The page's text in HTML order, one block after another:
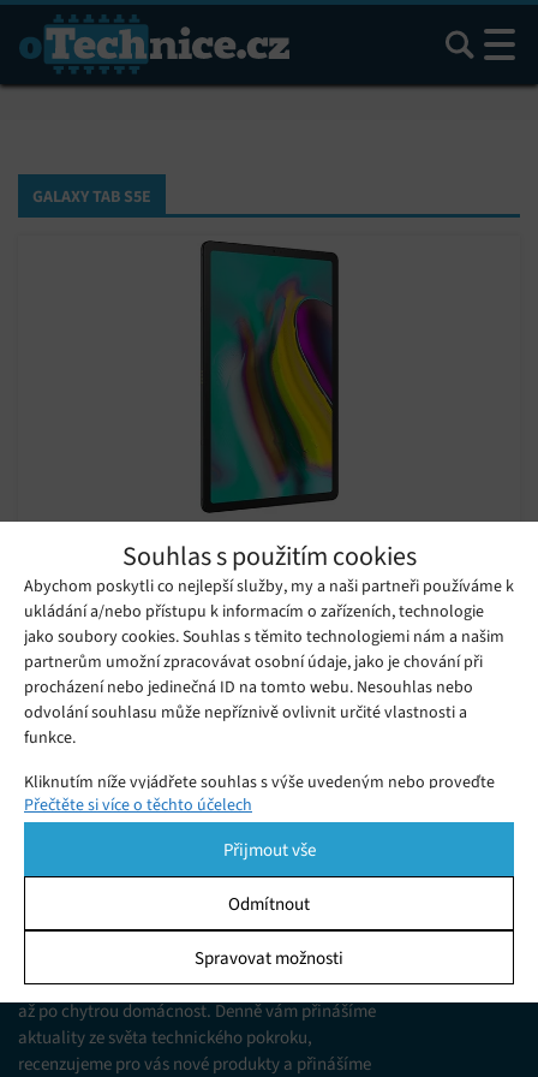
Souhlas s použitím cookies
Abychom poskytli co nejlepší služby, my a naši partneři používáme k
ukládání a/nebo přístupu k informacím o zařízeních, technologie
jako soubory cookies. Souhlas s těmito technologiemi nám a našim
partnerům umožní zpracovávat osobní údaje, jako je chování při
procházení nebo jedinečná ID na tomto webu. Nesouhlas nebo
odvolání souhlasu může nepříznivě ovlivnit určité vlastnosti a
funkce.
Kliknutím níže vyjádřete souhlas s výše uvedeným nebo proveďte
podrobnější rozhodnutí. Vaše volby budou použity pouze na tomto
pomocí přepínačů v Zásadách cookies nebo kliknutím na tlačítko
Spravovat souhlas ve spodní části obrazovky.
Ukládání a/nebo přístup k informacím v zařízení, Porozumění
publiku prostřednictvím statistik nebo kombinací údajů z
různých zdrojů.
Přečtěte si více o těchto účelech
Přijmout vše
Odmítnout
Spravovat možnosti
Hledat
GALAXY TAB S5E
Samsung představil tablet Galaxy Tab S5e,
nabídne Bixbyho 2.0, tenké tělo nebo
displej Super AMOLED
Pátek 15. 02. 2019 Redakce
Samsung představil nový tablet Galaxy Tab S5e.
Jsme web zajímající se o technologické novinky
od mobilních telefonů, přes domácí spotřebiče
až po chytrou domácnost. Denně vám přinášíme
aktuality ze světa technického pokroku,
recenzujeme pro vás nové produkty a přinášíme